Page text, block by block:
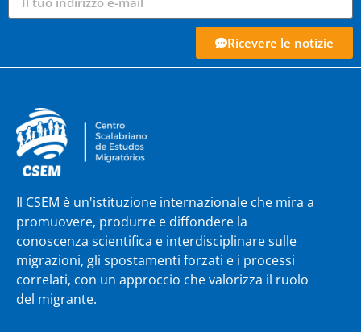
Ricevere le notizie
Il CSEM è un'istituzione internazionale che mira a
promuovere, produrre e diffondere la
conoscenza scientifica e interdisciplinare sulle
migrazioni, gli spostamenti forzati e i processi
correlati, con un approccio che valorizza il ruolo
del migrante.